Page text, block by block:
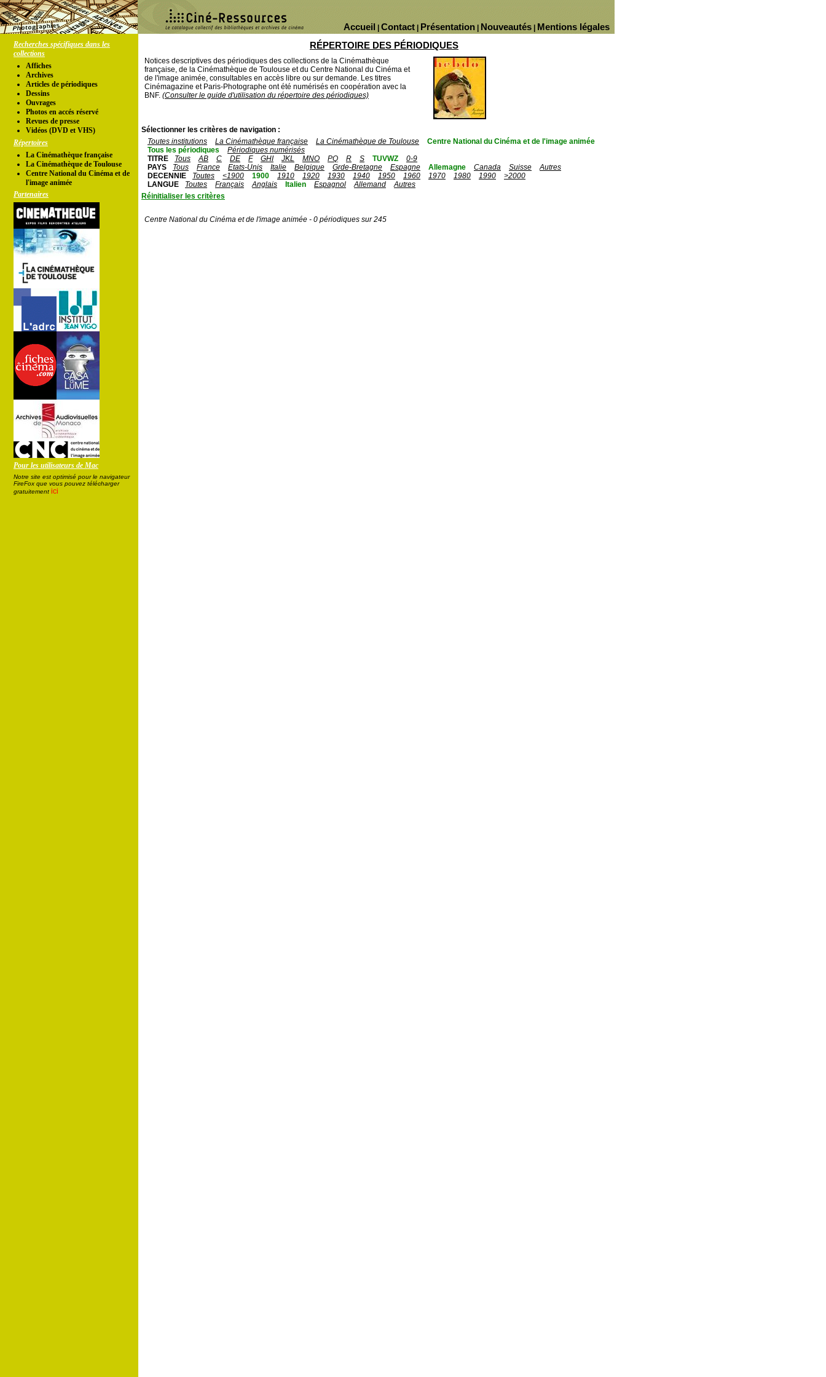
Mentions légales
Nouveautés
Présentation
Contact
Accueil
Recherches spécifiques dans les
collections
Affiches
Archives
Articles de périodiques
Dessins
Ouvrages
Photos en accés réservé
Revues de presse
Vidéos (DVD et VHS)
Répertoires
La Cinémathèque française
La Cinémathèque de Toulouse
Centre National du Cinéma et de
l'image animée
Partenaires
Pour les utilisateurs de Mac
Notre site est optimisé pour le navigateur
FireFox que vous pouvez télécharger
gratuitement ici
RÉPERTOIRE DES PÉRIODIQUES
Notices descriptives des périodiques des collections de la Cinémathèque
française, de la Cinémathèque de Toulouse et du Centre National du Cinéma et
de l'image animée, consultables en accès libre ou sur demande. Les titres
Cinémagazine et Paris-Photographe ont été numérisés en coopération avec la
BNF. (Consulter le guide d'utilisation du répertoire des périodiques)
Sélectionner les critères de navigation :
Toutes institutions
La Cinémathèque française La Cinémathèque de Toulouse
Centre National du Cinéma et de l'image animée
Tous les périodiques
Périodiques numérisés
TITRE
Tous AB C DE F GHI JKL MNO PQ R S TUVWZ
0-9
PAYS
Tous France Etats-Unis Italie Belgique Grde-Bretagne Espagne Allemagne Canada Suisse
Autres
DECENNIE
Toutes <1900 1900 1910 1920 1930 1940 1950 1960 1970 1980 1990
>2000
LANGUE
Toutes Français Anglais Italien Espagnol Allemand
Autres
Réinitialiser les critères
Centre National du Cinéma et de l'image animée - 0 périodiques sur 245